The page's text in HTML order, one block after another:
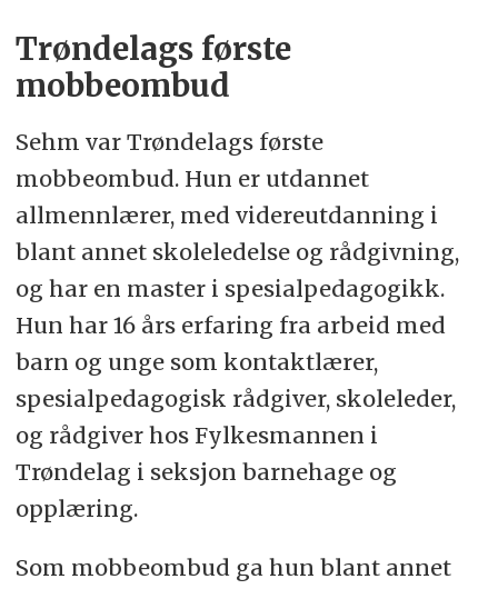
Trøndelags første
mobbeombud
Sehm var Trøndelags første
mobbeombud. Hun er utdannet
allmennlærer, med videreutdanning i
blant annet skoleledelse og rådgivning,
og har en master i spesialpedagogikk.
Hun har 16 års erfaring fra arbeid med
barn og unge som kontaktlærer,
spesialpedagogisk rådgiver, skoleleder,
og rådgiver hos Fylkesmannen i
Trøndelag i seksjon barnehage og
opplæring.
Som mobbeombud ga hun blant annet